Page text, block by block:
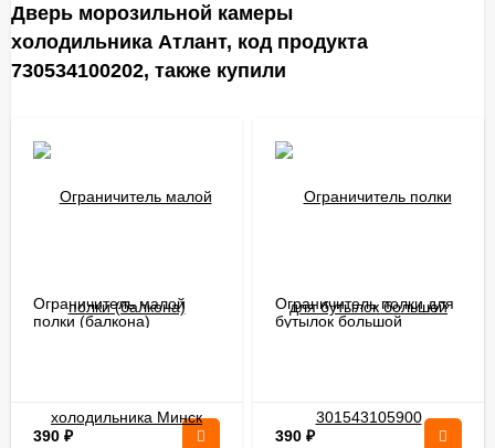
Дверь морозильной камеры
холодильника Атлант, код продукта
730534100202, также купили
Ограничитель малой
полки (балкона)
390 ₽
Ограничитель полки для
бутылок большой
390 ₽